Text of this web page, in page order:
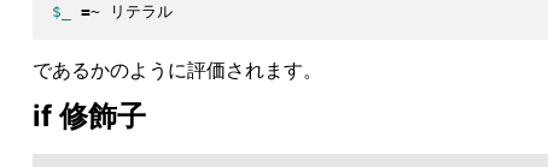
$_ =~ リテラル
であるかのように評価されます。
if 修飾子